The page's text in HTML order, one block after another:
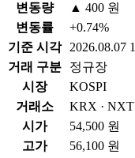
변동량
▲ 400 원
변동률
+0.74%
기준 시각
2026.08.07
거래 구분
정규장
시장
KOSPI
거래소
KRX ·
시가
54,500 원
고가
56,100 원